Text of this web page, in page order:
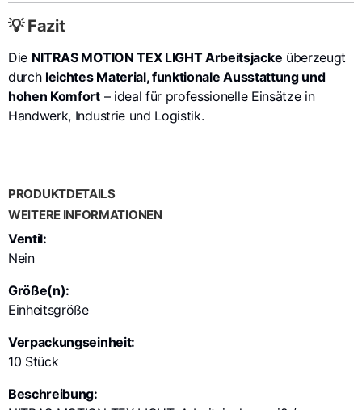
💡 Fazit
Die NITRAS MOTION TEX LIGHT Arbeitsjacke überzeugt
durch leichtes Material, funktionale Ausstattung und
hohen Komfort– ideal für professionelle Einsätze in
Handwerk, Industrie und Logistik.
PRODUKTDETAILS
WEITERE INFORMATIONEN
Ventil:
Nein
Größe(n):
Einheitsgröße
Verpackungseinheit:
10 Stück
Beschreibung: